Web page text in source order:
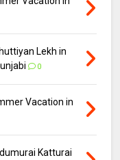
Lekh in
0
Vacation in
Katturai